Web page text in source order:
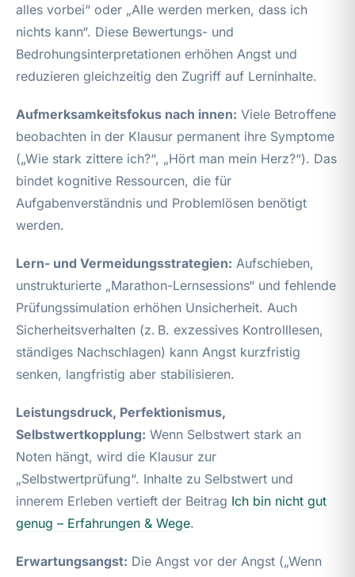
alles vorbei“ oder „Alle werden merken, dass ich
nichts kann“. Diese Bewertungs- und
Bedrohungsinterpretationen erhöhen Angst und
reduzieren gleichzeitig den Zugriff auf Lerninhalte.
Aufmerksamkeitsfokus nach innen: Viele Betroffene
beobachten in der Klausur permanent ihre Symptome
(„Wie stark zittere ich?“, „Hört man mein Herz?“). Das
bindet kognitive Ressourcen, die für
Aufgabenverständnis und Problemlösen benötigt
werden.
Lern- und Vermeidungsstrategien: Aufschieben,
unstrukturierte „Marathon-Lernsessions“ und fehlende
Prüfungssimulation erhöhen Unsicherheit. Auch
Sicherheitsverhalten (z. B. exzessives Kontrolllesen,
ständiges Nachschlagen) kann Angst kurzfristig
senken, langfristig aber stabilisieren.
Leistungsdruck, Perfektionismus,
Selbstwertkopplung: Wenn Selbstwert stark an
Noten hängt, wird die Klausur zur
„Selbstwertprüfung“. Inhalte zu Selbstwert und
innerem Erleben vertieft der Beitrag Ich bin nicht gut
genug – Erfahrungen & Wege.
Erwartungsangst: Die Angst vor der Angst („Wenn